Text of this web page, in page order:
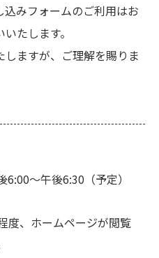
みフォームのご利用はお
たします。
ますが、ご理解を賜りま
～午後6:30（予定）
度、ホームページが閲覧